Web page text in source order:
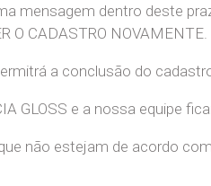
mensagem dentro deste
O CADASTRO NOVAMENTE.
a conclusão do
GLOSS e a nossa equipe
não estejam de acordo